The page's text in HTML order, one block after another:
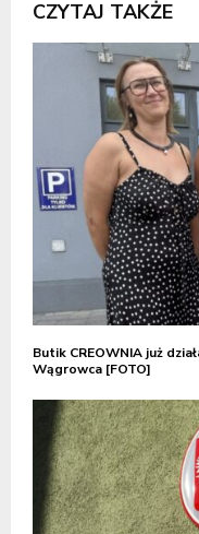
CZYTAJ TAKŻE
Butik CREOWNIA już
Wągrowca [FOTO]